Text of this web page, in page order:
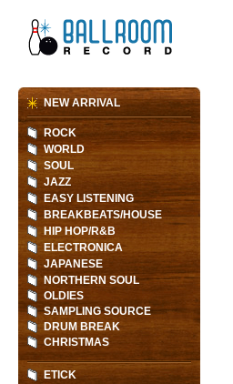
NEW ARRIVAL
ROCK
WORLD
SOUL
JAZZ
EASY LISTENING
BREAKBEATS/HOUSE
HIP HOP/R&B
ELECTRONICA
JAPANESE
NORTHERN SOUL
OLDIES
SAMPLING SOURCE
DRUM BREAK
CHRISTMAS
ETICK